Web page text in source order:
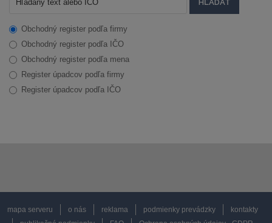
Obchodný register podľa firmy
Obchodný register podľa IČO
Obchodný register podľa mena
Register úpadcov podľa firmy
Register úpadcov podľa IČO
mapa serveru o nás reklama podmienky prevádzky
kontakty